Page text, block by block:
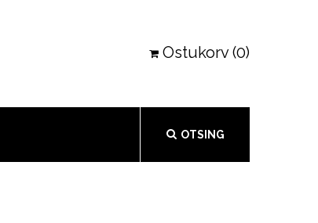
Ostukorv (0)
OTSING